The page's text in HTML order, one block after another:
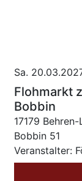
Sa.
Flohmarkt
Bobbin
17179
Bobbin 51
Veranstalter: